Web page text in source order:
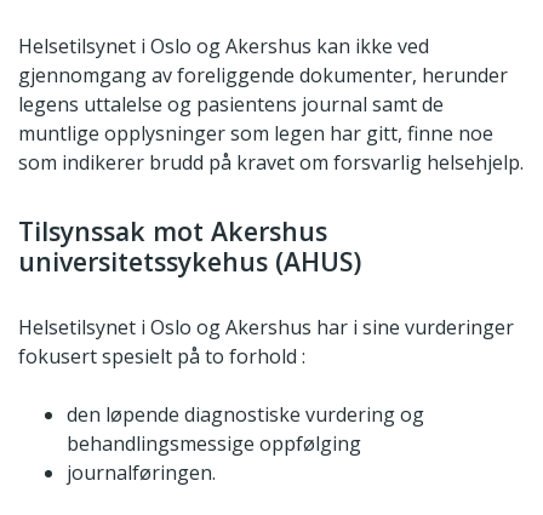
Helsetilsynet i Oslo og Akershus kan ikke ved
gjennomgang av foreliggende dokumenter, herunder
legens uttalelse og pasientens journal samt de
muntlige opplysninger som legen har gitt, finne noe
som indikerer brudd på kravet om forsvarlig helsehjelp.
Tilsynssak mot Akershus
universitetssykehus (AHUS)
Helsetilsynet i Oslo og Akershus har i sine vurderinger
fokusert spesielt på to forhold :
den løpende diagnostiske vurdering og
behandlingsmessige oppfølging
journalføringen.